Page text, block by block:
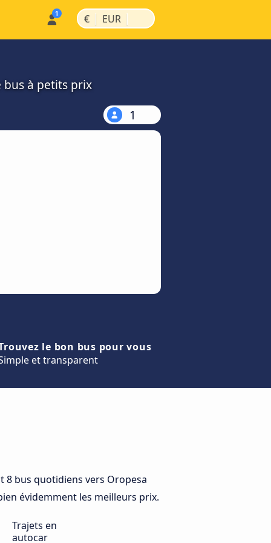
€ | EUR |
bus à petits prix
1
le bon bus pour vous
et transparent
8 bus quotidiens vers Oropesa
évidemment les meilleurs prix.
Trajets en
autocar